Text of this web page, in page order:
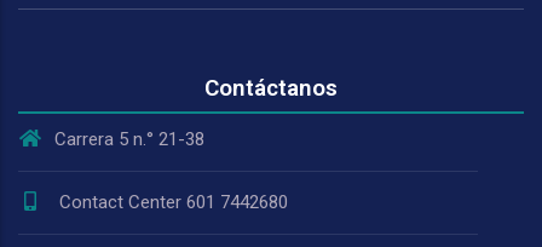
Contáctanos
Carrera 5 n.° 21-38
Contact Center 601 7442680